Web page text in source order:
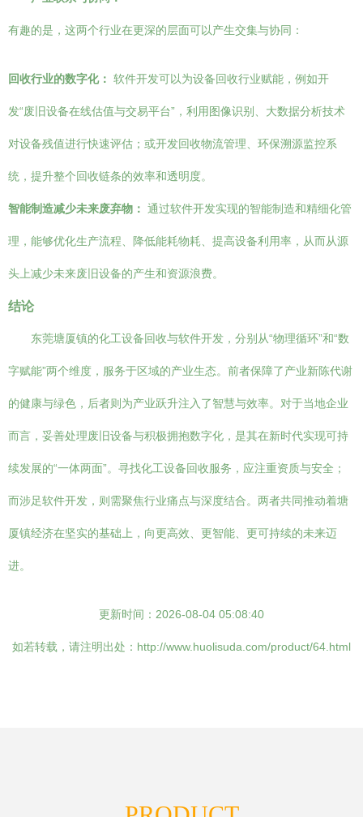
有趣的是，这两个行业在更深的层面可以产生交集与协同：
回收行业的数字化： 软件开发可以为设备回收行业赋能，例如开
发“废旧设备在线估值与交易平台”，利用图像识别、大数据分析技术
对设备残值进行快速评估；或开发回收物流管理、环保溯源监控系
统，提升整个回收链条的效率和透明度。
智能制造减少未来废弃物： 通过软件开发实现的智能制造和精细化管
理，能够优化生产流程、降低能耗物耗、提高设备利用率，从而从源
头上减少未来废旧设备的产生和资源浪费。
结论
东莞塘厦镇的化工设备回收与软件开发，分别从“物理循环”和“数
字赋能”两个维度，服务于区域的产业生态。前者保障了产业新陈代谢
的健康与绿色，后者则为产业跃升注入了智慧与效率。对于当地企业
而言，妥善处理废旧设备与积极拥抱数字化，是其在新时代实现可持
续发展的“一体两面”。寻找化工设备回收服务，应注重资质与安全；
而涉足软件开发，则需聚焦行业痛点与深度结合。两者共同推动着塘
厦镇经济在坚实的基础上，向更高效、更智能、更可持续的未来迈
进。
更新时间：2026-08-04 05:08:40
如若转载，请注明出处：http://www.huolisuda.com/product/64.html